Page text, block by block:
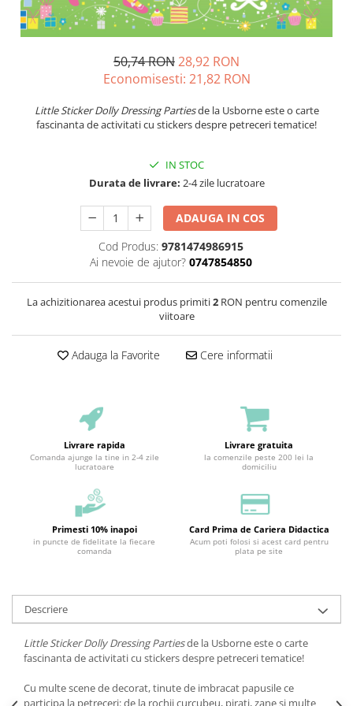
50,74 RON28,92 RON
Economisesti: 21,82 RON
Little Sticker Dolly Dressing Partiesde la Usborne este o carte
fascinanta de activitati cu stickers despre petreceri tematice!
IN STOC
Durata de livrare: 2-4 zile lucratoare
ADAUGA IN COS
Cod Produs: 9781474986915
Ai nevoie de ajutor? 0747854850
La achizitionarea acestui produs primiti2RON pentru comenzile
viitoare
Adauga la Favorite Cere informatii
Livrare rapida
Comanda ajunge la tine in 2-4 zile
lucratoare
Livrare gratuita
la comenzile peste 200 lei la
domiciliu
Primesti 10% inapoi
in puncte de fidelitate la fiecare
comanda
Card Prima de Cariera Didactica
Acum poti folosi si acest card pentru
plata pe site
Descriere
Little Sticker Dolly Dressing Partiesde la Usborne este o carte
fascinanta de activitati cu stickers despre petreceri tematice!
Cu multe scene de decorat, tinute de imbracat papusile ce
participa la petreceri: de la rochii curcubeu, pirati, zane si multe